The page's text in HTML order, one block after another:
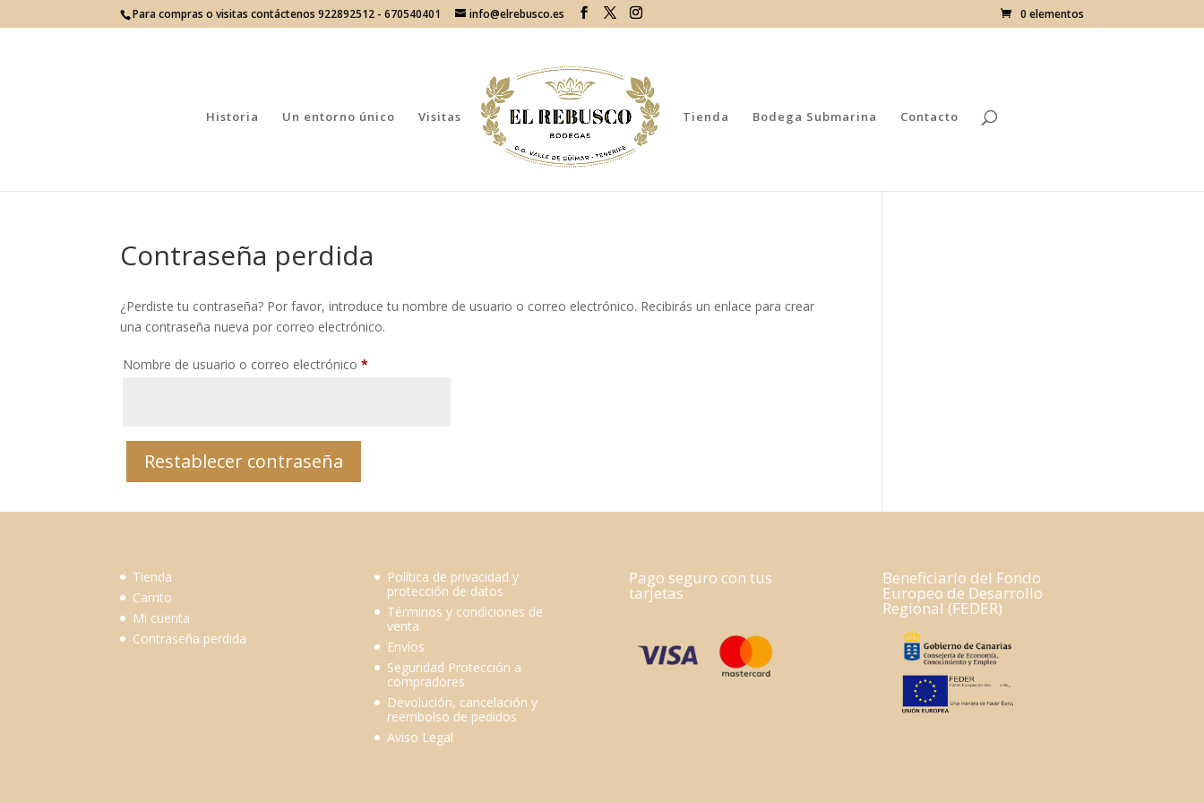
Para compras o visitas contáctenos 922892512 - 670540401 info@elrebusco.es 0 elementos
Historia Un entorno único Visitas Tienda Bodega Submarina Contacto
Contraseña perdida
¿Perdiste tu contraseña? Por favor, introduce tu nombre de usuario o correo electrónico. Recibirás un enlace para crear
una contraseña nueva por correo electrónico.
Nombre de usuario o correo electrónico*
Restablecer contraseña
Tienda
Carrito
Mi cuenta
Contraseña perdida
Política de privacidad y
protección de datos
Términos y condiciones de
venta
Envíos
Seguridad Protección a
compradores
Devolución, cancelación y
reembolso de pedidos
Aviso Legal
Pago seguro con tus
tarjetas
Beneficiario del Fondo
Europeo de Desarrollo
Regional (FEDER)